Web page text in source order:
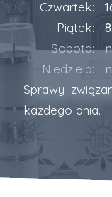
Czwartek:
Piątek:
Sobota:
Niedziela:
Sprawy
każdego dnia.